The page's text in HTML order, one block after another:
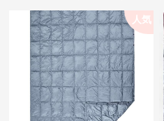
人気